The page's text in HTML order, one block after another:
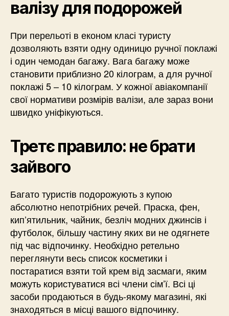
валізу для подорожей
При перельоті в економ класі туристу
дозволяють взяти одну одиницю ручної поклажі
і один чемодан багажу. Вага багажу може
становити приблизно 20 кілограм, а для ручної
поклажі 5 – 10 кілограм. У кожної авіакомпанії
свої нормативи розмірів валізи, але зараз вони
швидко уніфікуються.
Третє правило: не брати
зайвого
Багато туристів подорожують з купою
абсолютно непотрібних речей. Праска, фен,
кип’ятильник, чайник, безліч модних джинсів і
футболок, більшу частину яких ви не одягнете
під час відпочинку. Необхідно ретельно
переглянути весь список косметики і
постаратися взяти той крем від засмаги, яким
можуть користуватися всі члени сім’ї. Всі ці
засоби продаються в будь-якому магазині, які
знаходяться в місці вашого відпочинку.